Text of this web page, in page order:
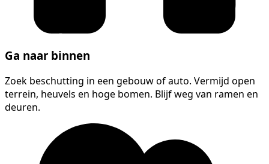
Ga naar binnen
Zoek beschutting in een gebouw of auto. Vermijd open
terrein, heuvels en hoge bomen. Blijf weg van ramen en
deuren.